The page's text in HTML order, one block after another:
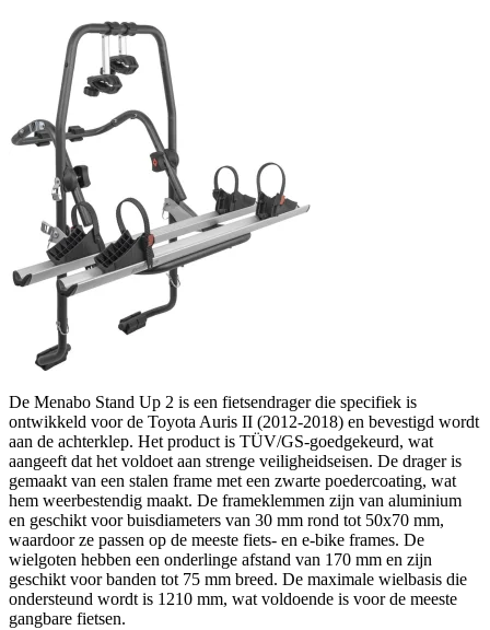
De Menabo Stand Up 2 is een fietsendrager die specifiek is
ontwikkeld voor de Toyota Auris II (2012-2018) en bevestigd wordt
aan de achterklep. Het product is TÜV/GS-goedgekeurd, wat
aangeeft dat het voldoet aan strenge veiligheidseisen. De drager is
gemaakt van een stalen frame met een zwarte poedercoating, wat
hem weerbestendig maakt. De frameklemmen zijn van aluminium
en geschikt voor buisdiameters van 30 mm rond tot 50x70 mm,
waardoor ze passen op de meeste fiets- en e-bike frames. De
wielgoten hebben een onderlinge afstand van 170 mm en zijn
geschikt voor banden tot 75 mm breed. De maximale wielbasis die
ondersteund wordt is 1210 mm, wat voldoende is voor de meeste
gangbare fietsen.